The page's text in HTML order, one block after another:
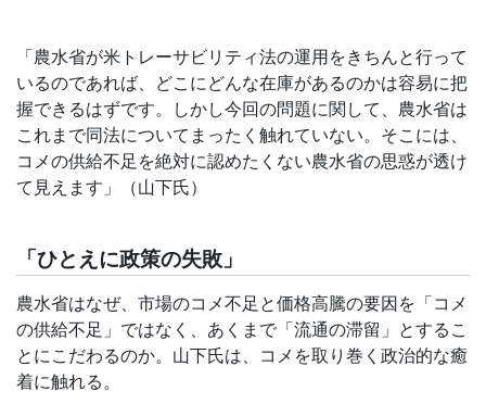
「農水省が米トレーサビリティ法の運用をきちんと行って
いるのであれば、どこにどんな在庫があるのかは容易に把
握できるはずです。しかし今回の問題に関して、農水省は
これまで同法についてまったく触れていない。そこには、
コメの供給不足を絶対に認めたくない農水省の思惑が透け
て見えます」（山下氏）
「ひとえに政策の失敗」
農水省はなぜ、市場のコメ不足と価格高騰の要因を「コメ
の供給不足」ではなく、あくまで「流通の滞留」とするこ
とにこだわるのか。山下氏は、コメを取り巻く政治的な癒
着に触れる。